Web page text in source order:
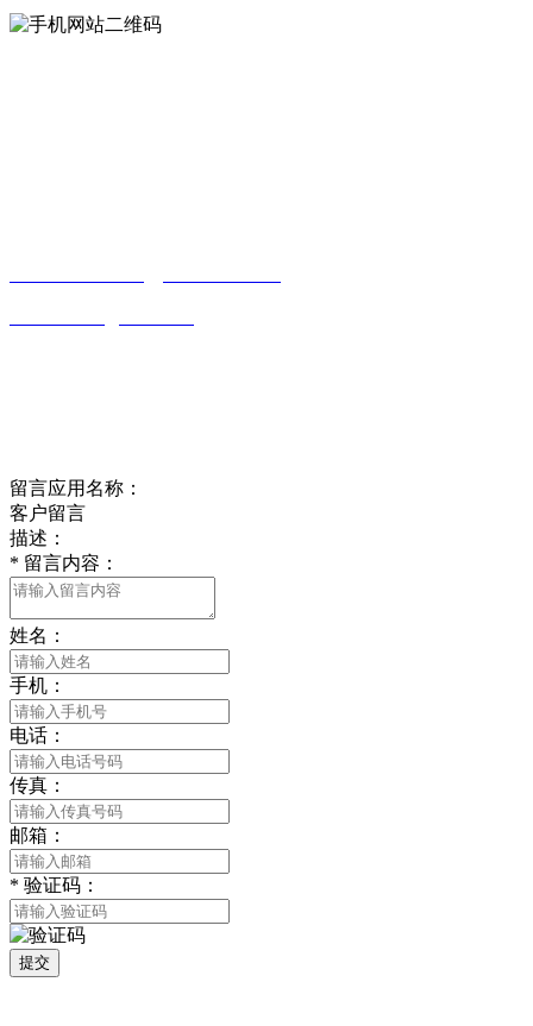
留言应用名称：
客户留言
描述：
* 留言内容：
姓名：
手机：
电话：
传真：
邮箱：
* 验证码：
提交